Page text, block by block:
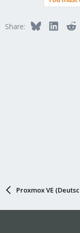
Share: Bluesky
Proxmox VE